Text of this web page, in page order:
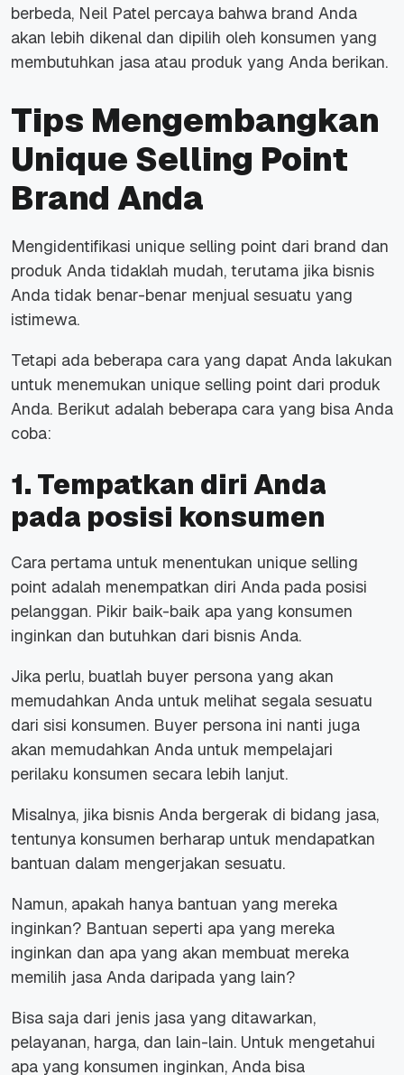
berbeda, Neil Patel percaya bahwa brand Anda
akan lebih dikenal dan dipilih oleh konsumen yang
membutuhkan jasa atau produk yang Anda berikan.
Tips Mengembangkan
Unique Selling Point
Brand Anda
Mengidentifikasi unique selling point dari brand dan
produk Anda tidaklah mudah, terutama jika bisnis
Anda tidak benar-benar menjual sesuatu yang
istimewa.
Tetapi ada beberapa cara yang dapat Anda lakukan
untuk menemukan unique selling point dari produk
Anda. Berikut adalah beberapa cara yang bisa Anda
coba:
1. Tempatkan diri Anda
pada posisi konsumen
Cara pertama untuk menentukan unique selling
point adalah menempatkan diri Anda pada posisi
pelanggan. Pikir baik-baik apa yang konsumen
inginkan dan butuhkan dari bisnis Anda.
Jika perlu, buatlah buyer persona yang akan
memudahkan Anda untuk melihat segala sesuatu
dari sisi konsumen. Buyer persona ini nanti juga
akan memudahkan Anda untuk mempelajari
perilaku konsumen secara lebih lanjut.
Misalnya, jika bisnis Anda bergerak di bidang jasa,
tentunya konsumen berharap untuk mendapatkan
bantuan dalam mengerjakan sesuatu.
Namun, apakah hanya bantuan yang mereka
inginkan? Bantuan seperti apa yang mereka
inginkan dan apa yang akan membuat mereka
memilih jasa Anda daripada yang lain?
Bisa saja dari jenis jasa yang ditawarkan,
pelayanan, harga, dan lain-lain. Untuk mengetahui
apa yang konsumen inginkan, Anda bisa